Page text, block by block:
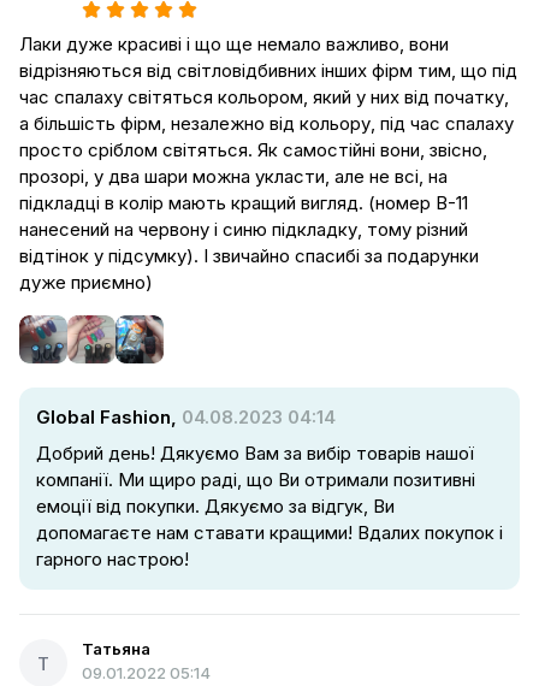
Лаки дуже красиві і що ще немало важливо, вони
відрізняються від світловідбивних інших фірм тим, що під
час спалаху світяться кольором, який у них від початку,
а більшість фірм, незалежно від кольору, під час спалаху
просто сріблом світяться. Як самостійні вони, звісно,
прозорі, у два шари можна укласти, але не всі, на
підкладці в колір мають кращий вигляд. (номер В-11
нанесений на червону і синю підкладку, тому різний
відтінок у підсумку). І звичайно спасибі за подарунки
дуже приємно)
Global Fashion, 04.08.2023 04:14
Добрий день! Дякуємо Вам за вибір товарів нашої
компанії. Ми щиро раді, що Ви отримали позитивні
емоції від покупки. Дякуємо за відгук, Ви
допомагаєте нам ставати кращими! Вдалих покупок і
гарного настрою!
Т
Татьяна
09.01.2022 05:14